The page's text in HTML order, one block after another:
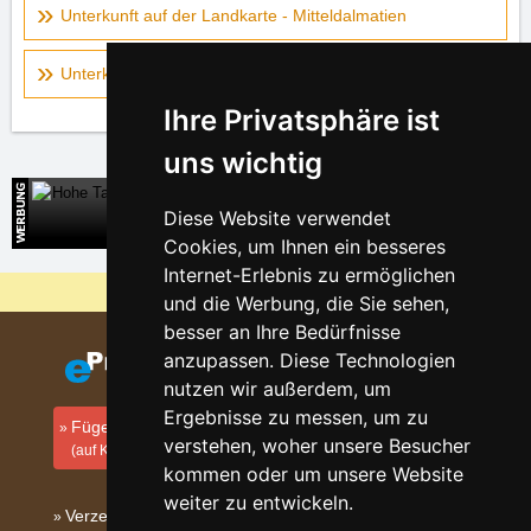
Ihre Privatsphäre ist
uns wichtig
Diese Website verwendet
Cookies, um Ihnen ein besseres
Internet-Erlebnis zu ermöglichen
und die Werbung, die Sie sehen,
besser an Ihre Bedürfnisse
anzupassen. Diese Technologien
nutzen wir außerdem, um
Ergebnisse zu messen, um zu
verstehen, woher unsere Besucher
kommen oder um unsere Website
weiter zu entwickeln.
Unterkunft auf der Landkarte - Mitteldalmatien
Unterkunft auf der Landkarte - Norddalmatien
Direkte Kontakte auf die Unterkunft in der Slowakei
Warum sind unsere Server am billigsten?
Fügen Sie Ihre Unterkunft hinzu
(auf Kroatisch)
Verzeichnis der Unterkunft